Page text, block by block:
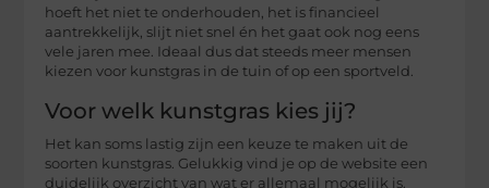
hoeft het niet te onderhouden, het is financieel
aantrekkelijk, slijt niet snel én het gaat ook nog eens
vele jaren mee. Ideaal dus dat steeds meer mensen
kiezen voor kunstgras in de tuin of op een sportveld.
Voor welk kunstgras kies jij?
Het kan soms lastig zijn een keuze te maken uit de
soorten kunstgras. Gelukkig vind je op de website een
duidelijk overzicht van wat er allemaal mogelijk is.